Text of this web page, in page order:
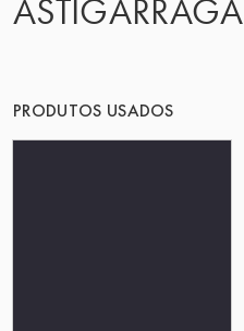
ASTIGARRAGA
PRODUTOS USADOS